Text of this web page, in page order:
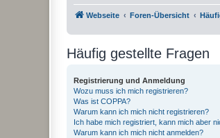
Webseite Foren-Übersicht
Häufig gestellte Fragen
Registrierung und Anmeldung
Wozu muss ich mich registrieren?
Was ist COPPA?
Warum kann ich mich nicht registrieren?
Ich habe mich registriert, kann mich aber
Warum kann ich mich nicht anmelden?